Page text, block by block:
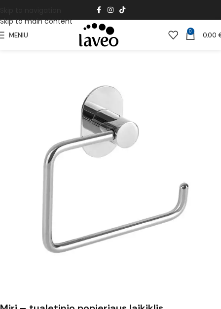
Skip to main content
MENIU 0 0.00
Pradžia Vonios Kambariui Vonios aksesuarai